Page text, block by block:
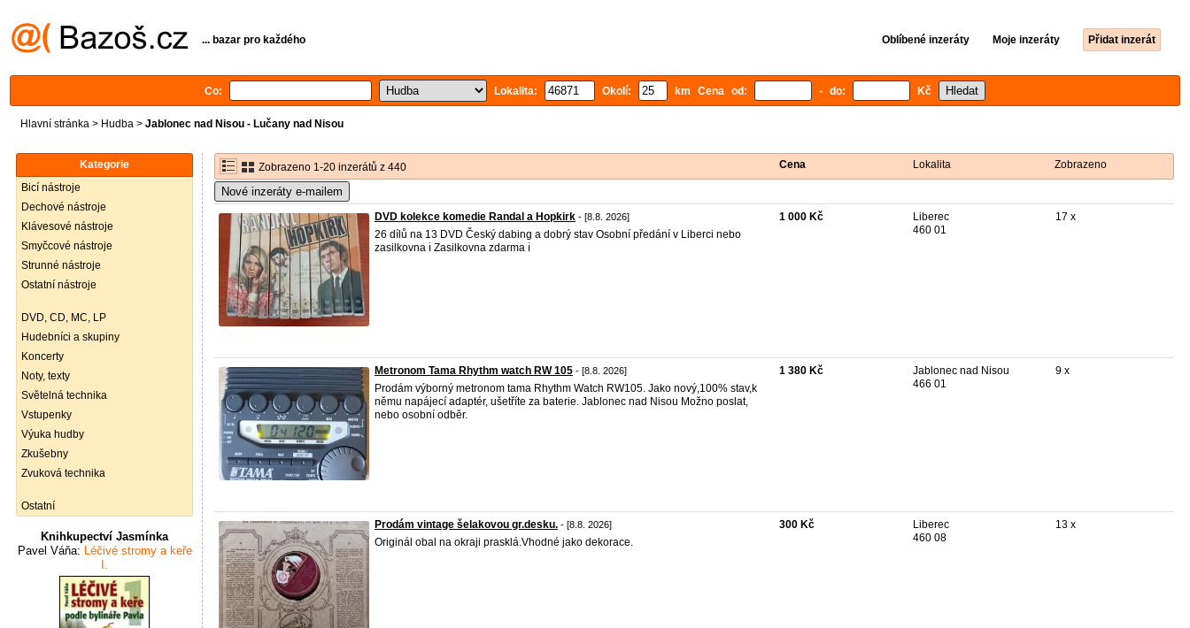
... bazar pro každého Oblíbené inzeráty Moje inzeráty Přidat inzerát
Co: Lokalita: Okolí: km Cena od: - do: Kč
Hlavní stránka > Hudba > Jablonec nad Nisou - Lučany nad Nisou
Kategorie
Bicí nástroje
Dechové nástroje
Klávesové nástroje
Smyčcové nástroje
Strunné nástroje
Ostatní nástroje
DVD, CD, MC, LP
Hudebníci a skupiny
Koncerty
Noty, texty
Světelná technika
Vstupenky
Výuka hudby
Zkušebny
Zvuková technika
Ostatní
Knihkupectví Jasmínka
Pavel Váňa: Léčivé stromy a keře
I.
Zobrazeno 1-20 inzerátů z 440 Cena Lokalita Zobrazeno
Nové inzeráty e-mailem
DVD kolekce komedie Randal a Hopkirk - [8.8. 2026]
26 dílů na 13 DVD Český dabing a dobrý stav Osobní předání v Liberci nebo
zasilkovna ℹ️ Zasilkovna zdarma ℹ️
1 000 Kč
Liberec
460 01
17 x
Metronom Tama Rhythm watch RW 105 - [8.8. 2026]
Prodám výborný metronom tama Rhythm Watch RW105. Jako nový,100% stav,k
němu napájecí adaptér, ušetříte za baterie. Jablonec nad Nisou Možno poslat,
nebo osobní odběr.
1 380 Kč
Jablonec nad Nisou
466 01
9 x
Prodám vintage šelakovou gr.desku. - [8.8. 2026]
Originál obal na okraji prasklá.Vhodné jako dekorace.
300 Kč
Liberec
460 08
13 x